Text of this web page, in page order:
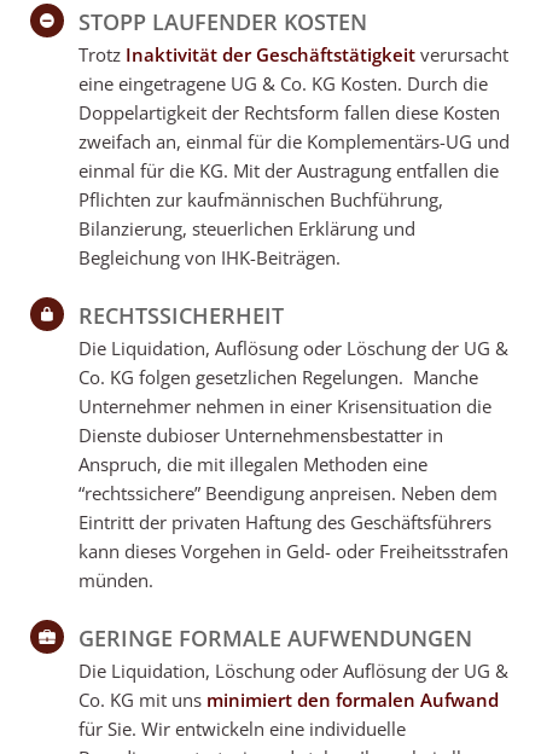
STOPP LAUFENDER KOSTEN
Trotz Inaktivität der Geschäftstätigkeit verursacht
eine eingetragene UG & Co. KG Kosten. Durch die
Doppelartigkeit der Rechtsform fallen diese Kosten
zweifach an, einmal für die Komplementärs-UG und
einmal für die KG. Mit der Austragung entfallen die
Pflichten zur kaufmännischen Buchführung,
Bilanzierung, steuerlichen Erklärung und
Begleichung von IHK-Beiträgen.
RECHTSSICHERHEIT
Die Liquidation, Auflösung oder Löschung der UG &
Co. KG folgen gesetzlichen Regelungen. Manche
Unternehmer nehmen in einer Krisensituation die
Dienste dubioser Unternehmensbestatter in
Anspruch, die mit illegalen Methoden eine
“rechtssichere” Beendigung anpreisen. Neben dem
Eintritt der privaten Haftung des Geschäftsführers
kann dieses Vorgehen in Geld- oder Freiheitsstrafen
münden.
GERINGE FORMALE AUFWENDUNGEN
Die Liquidation, Löschung oder Auflösung der UG &
Co. KG mit uns minimiert den formalen Aufwand
für Sie. Wir entwickeln eine individuelle